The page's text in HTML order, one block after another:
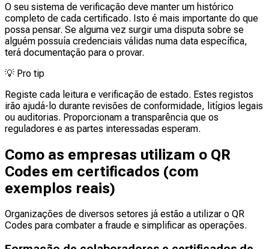
O seu sistema de verificação deve manter um histórico
completo de cada certificado. Isto é mais importante do que
possa pensar. Se alguma vez surgir uma disputa sobre se
alguém possuía credenciais válidas numa data específica,
terá documentação para o provar.
💡 Pro tip
Registe cada leitura e verificação de estado. Estes registos
irão ajudá-lo durante revisões de conformidade, litígios legais
ou auditorias. Proporcionam a transparência que os
reguladores e as partes interessadas esperam.
Como as empresas utilizam o QR
Codes em certificados (com
exemplos reais)
Organizações de diversos setores já estão a utilizar o QR
Codes para combater a fraude e simplificar as operações.